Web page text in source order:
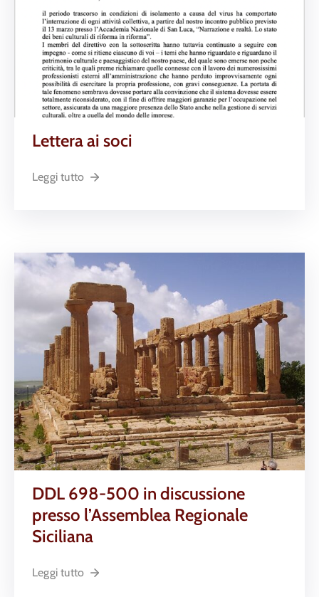
Lettera ai soci
Leggi tutto
DDL 698-500 in discussione
presso l’Assemblea Regionale
Siciliana
Leggi tutto